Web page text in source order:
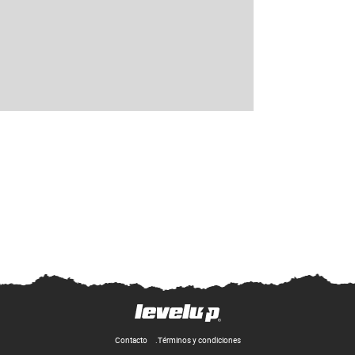
Contacto Términos y condiciones